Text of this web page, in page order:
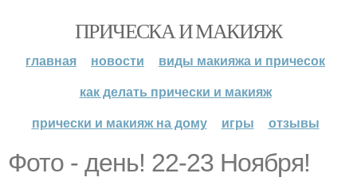
ПРИЧЕСКА И МАКИЯЖ
главная новости
виды макияжа и причесок
как делать прически и макияж
прически и макияж на дому
игры отзывы
Фото - день! 22-23 Ноября!